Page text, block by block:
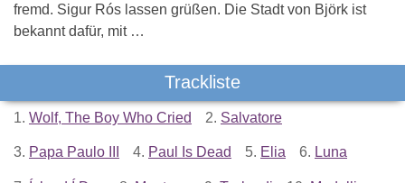
fremd. Sigur Rós lassen grüßen. Die Stadt von Björk ist
bekannt dafür, mit …
Trackliste
1. Wolf, The Boy Who Cried 2. Salvatore
3. Papa Paulo III 4. Paul Is Dead 5. Elia 6. Luna